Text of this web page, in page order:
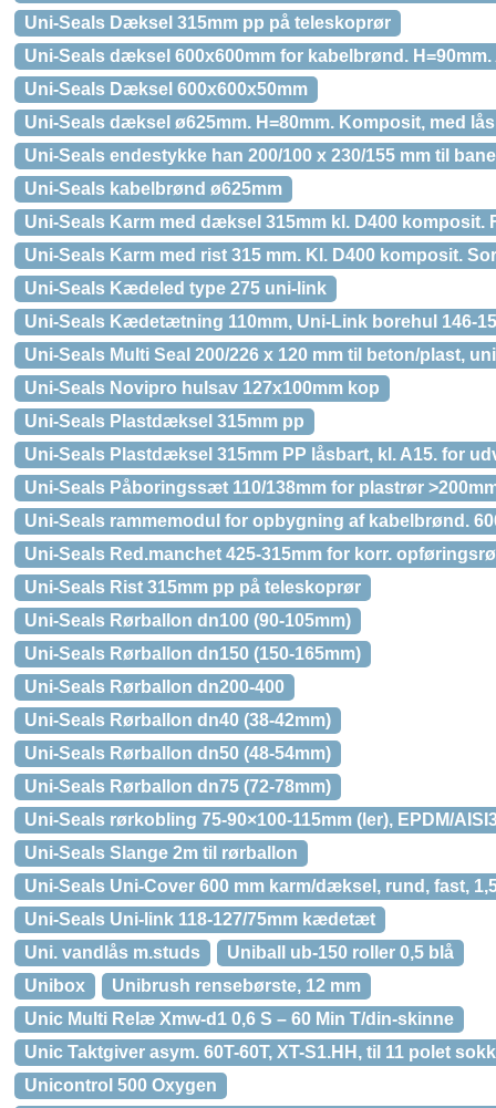
Uni-Seals Dæksel 315mm pp på teleskoprør
Uni-Seals dæksel 600x600mm for kabelbrønd.
Uni-Seals Dæksel 600x600x50mm
Uni-Seals dæksel ø625mm. H=80mm. Komposit, med
Uni-Seals endestykke han 200/100 x 230/155 mm til
Uni-Seals kabelbrønd ø625mm
Uni-Seals Karm med dæksel 315mm kl. D400 komposit.
Uni-Seals Karm med rist 315 mm. Kl. D400 komposit.
Uni-Seals Kædeled type 275 uni-link
Uni-Seals Kædetætning 110mm, Uni-Link borehul 146-
Uni-Seals Multi Seal 200/226 x 120 mm til beton/plast,
Uni-Seals Novipro hulsav 127x100mm kop
Uni-Seals Plastdæksel 315mm pp
Uni-Seals Plastdæksel 315mm PP låsbart, kl. A15. for
Uni-Seals Påboringssæt 110/138mm for plastrør
Uni-Seals rammemodul for opbygning af kabelbrønd.
Uni-Seals Red.manchet 425-315mm for korr.
Uni-Seals Rist 315mm pp på teleskoprør
Uni-Seals Rørballon dn100 (90-105mm)
Uni-Seals Rørballon dn150 (150-165mm)
Uni-Seals Rørballon dn200-400
Uni-Seals Rørballon dn40 (38-42mm)
Uni-Seals Rørballon dn50 (48-54mm)
Uni-Seals Rørballon dn75 (72-78mm)
Uni-Seals rørkobling 75-90×100-115mm (ler), EPDM/
Uni-Seals Slange 2m til rørballon
Uni-Seals Uni-Cover 600 mm karm/dæksel, rund, fast,
Uni-Seals Uni-link 118-127/75mm kædetæt
Uni. vandlås m.studs
Uniball ub-150 roller 0,5 blå
Unibox
Unibrush rensebørste, 12 mm
Unic Multi Relæ Xmw-d1 0,6 S – 60 Min T/din-skinne
Unic Taktgiver asym. 60T-60T, XT-S1.HH, til 11 polet
Unicontrol 500 Oxygen